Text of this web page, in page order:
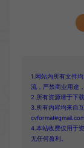
1.网站内所有文件
流，严禁商业用途
2.所有资源请于下
3.所有内容均来自
4.本站收费仅用于
无任何盈利。